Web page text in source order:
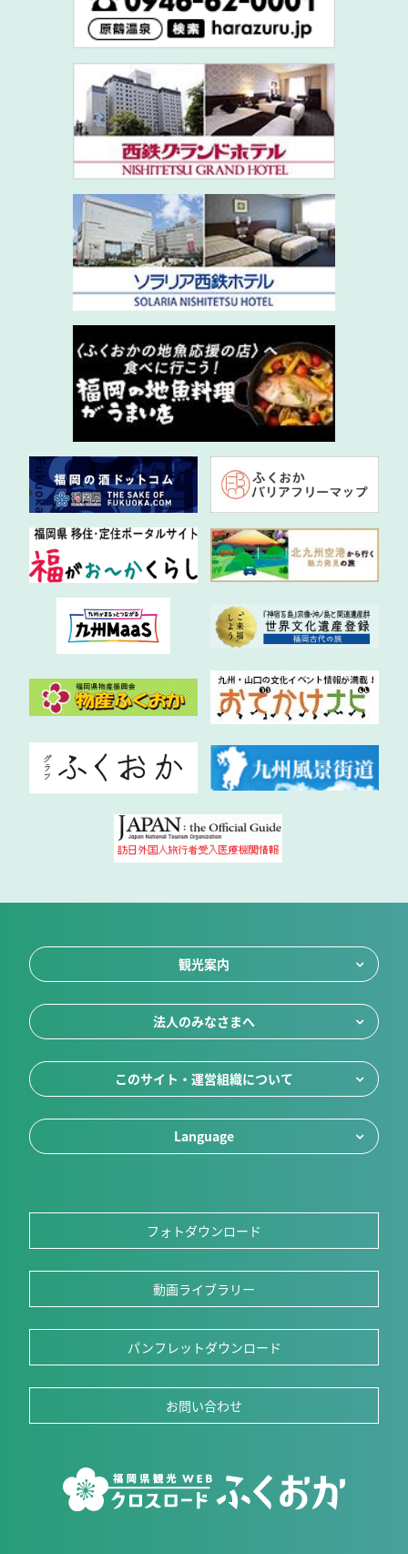
観光案内
法人のみなさまへ
このサイト・運営組織について
Language
フォトダウンロード
動画ライブラリー
パンフレットダウンロード
お問い合わせ